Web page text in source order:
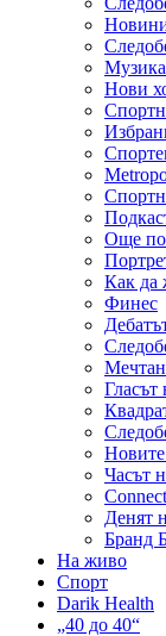
Нови
Още по
Как да
Финес
Гласът
Часът
Денят
Бранд
На живо
Спорт
Darik Health
„40 до 40“